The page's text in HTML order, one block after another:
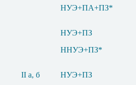
НУЭ+ПА+ПЗ*
НУЭ+ПЗ
ННУЭ+ПЗ*
II а, б
НУЭ+ПЗ